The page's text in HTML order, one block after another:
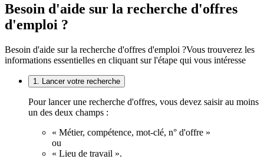
Besoin d'aide sur la recherche d'offres
d'emploi ?
Besoin d'aide sur la recherche d'offres d'emploi ?Vous trouverez les
informations essentielles en cliquant sur l'étape qui vous intéresse
1. Lancer votre recherche
Pour lancer une recherche d'offres, vous devez saisir au moins
un des deux champs :
« Métier, compétence, mot-clé, n° d'offre »
ou
« Lieu de travail ».